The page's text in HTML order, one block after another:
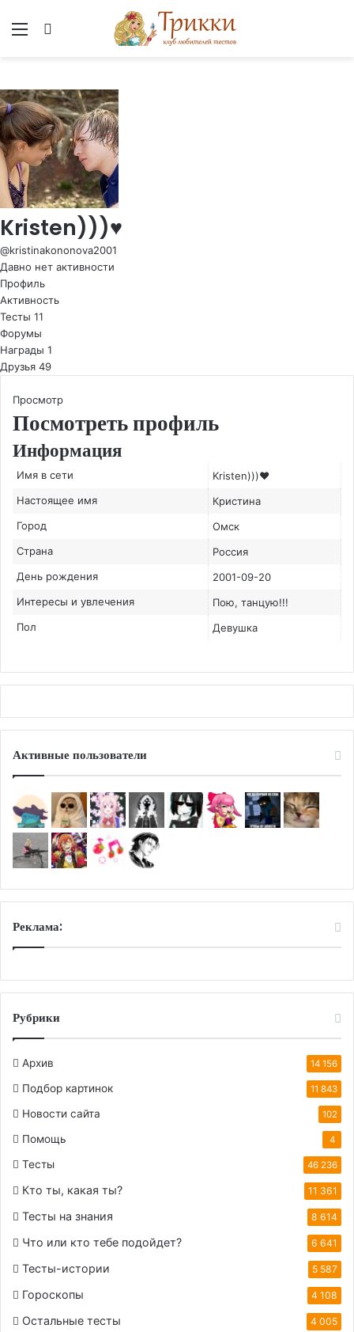
Меню
Kristen)))♥
@kristinakononova2001
Давно нет активности
Профиль
Активность
Тесты 11
Форумы
Награды 1
Друзья 49
Просмотр
Посмотреть профиль
Информация
Имя в сети
Kristen)))♥
Настоящее имя
Кристина
Город
Омск
Страна
Россия
День рождения
2001-09-20
Интересы и увлечения
Пою, танцую!!!
Пол
Девушка
Активные пользователи
Реклама:
Рубрики
Архив 14 156
Подбор картинок 11 843
Новости сайта 102
Помощь 4
Тесты 46 236
Кто ты, какая ты? 11 361
Тесты на знания 8 614
Что или кто тебе подойдет? 6 641
Тесты-истории 5 587
Гороскопы 4 108
Остальные тесты 4 005